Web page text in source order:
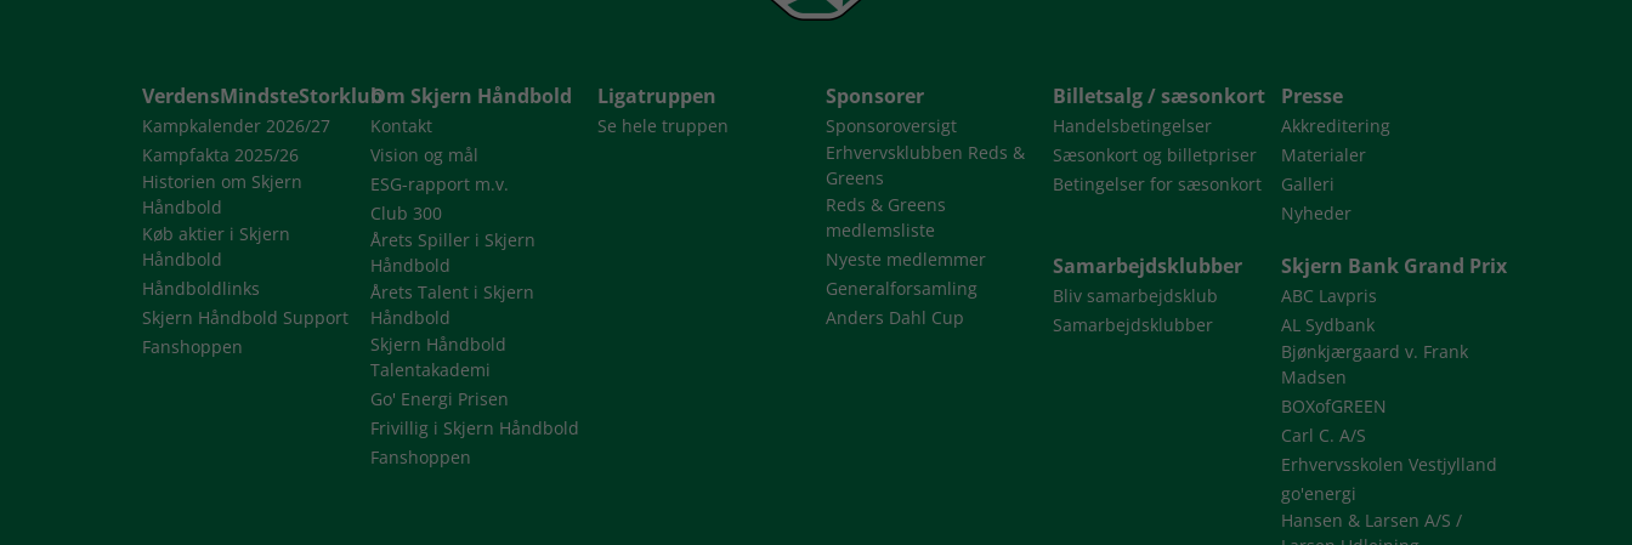
VerdensMindsteStorklub
Kampkalender 2026/27
Kampfakta 2025/26
Historien om Skjern
Håndbold
Køb aktier i Skjern
Håndbold
Håndboldlinks
Skjern Håndbold Support
Fanshoppen
Om Skjern Håndbold
Kontakt
Vision og mål
ESG-rapport m.v.
Club 300
Årets Spiller i Skjern
Håndbold
Årets Talent i Skjern
Håndbold
Skjern Håndbold
Talentakademi
Go' Energi Prisen
Frivillig i Skjern Håndbold
Fanshoppen
Ligatruppen
Se hele truppen
Sponsorer
Sponsoroversigt
Erhvervsklubben Reds &
Greens
Reds & Greens
medlemsliste
Nyeste medlemmer
Generalforsamling
Anders Dahl Cup
Billetsalg / sæsonkort
Handelsbetingelser
Sæsonkort og billetpriser
Betingelser for sæsonkort
Presse
Akkreditering
Materialer
Galleri
Nyheder
Samarbejdsklubber
Bliv samarbejdsklub
Samarbejdsklubber
Skjern Bank Grand Prix
ABC Lavpris
AL Sydbank
Bjønkjærgaard v. Frank
Madsen
BOXofGREEN
Carl C. A/S
Erhvervsskolen Vestjylland
go'energi
Hansen & Larsen A/S /